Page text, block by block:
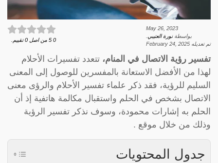
May 26, 2023
بواسطةنورة العتيبي
تم تعديله February 24, 2025
0
5 من اصل 0 تقييم.
تفسير رؤية الاتصال في المنام، تتعدد تفسيرات الأحلام
لهذا من الأفضل الاستعانة بالمفسرين للوصول إلى المعنى
السليم للرؤية، فقد ذكر علماء تفسير الأحلام والرؤى معنى
الاتصال بشخص في الحلم واستقبال مكالمة هاتفية إذ أن
الحلم به إشارات محمودة، وسوف نذكر تفسير الرؤية
وذلك من خلال موقع .
جدول المحتويات